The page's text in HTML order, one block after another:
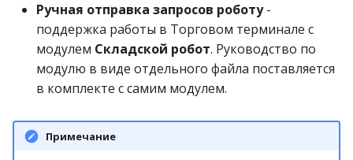
Ручная отправка запросов роботу-
поддержка работы в Торговом терминале с
модулем Складской робот. Руководство по
модулю в виде отдельного файла поставляется
в комплекте с самим модулем.
Примечание